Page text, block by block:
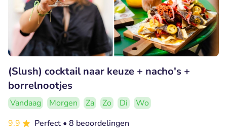
(Slush) cocktail naar keuze + nacho's +
borrelnootjes
Vandaag Morgen Za Zo Di
Wo
9.9
Perfect • 8 beoordelingen